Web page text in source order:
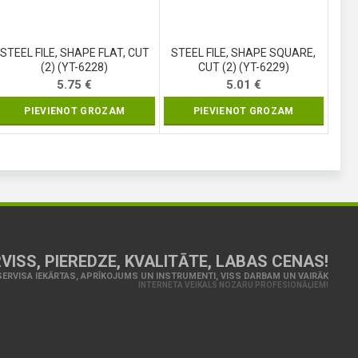
STEEL FILE, SHAPE FLAT, CUT
(2) (YT-6228)
5.75€
PIEVIENOT GROZAM
STEEL FILE, SHAPE SQUARE,
CUT (2) (YT-6229)
5.01 €
PIEVIENOT GROZAM
PIEREDZE, KVALITĀTE, LABAS CENAS!
IEKĀRTAS, APRĪKOJUMS UN INSTRUMENTI, VISS DARBAM UN VAIRĀK
INTERNETA VEIKALS NOZARU PROFESIONĀĻIEM!